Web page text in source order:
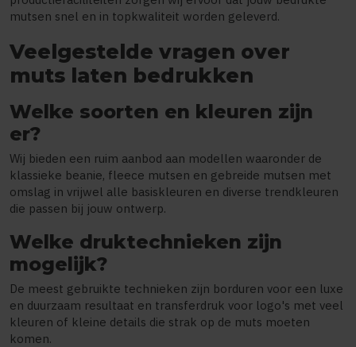
mutsen snel en in topkwaliteit worden geleverd.
Veelgestelde vragen over
muts laten bedrukken
Welke soorten en kleuren zijn
er?
Wij bieden een ruim aanbod aan modellen waaronder de
klassieke beanie, fleece mutsen en gebreide mutsen met
omslag in vrijwel alle basiskleuren en diverse trendkleuren
die passen bij jouw ontwerp.
Welke druktechnieken zijn
mogelijk?
De meest gebruikte technieken zijn borduren voor een luxe
en duurzaam resultaat en transferdruk voor logo's met veel
kleuren of kleine details die strak op de muts moeten
komen.